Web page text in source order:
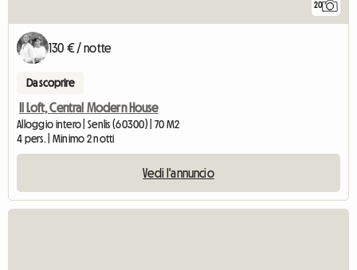
20
130 € / notte
Da scoprire
Il Loft, Central Modern House
Alloggio intero | Senlis (60300) | 70 M2
4 pers. | Minimo 2 notti
Vedi l'annuncio